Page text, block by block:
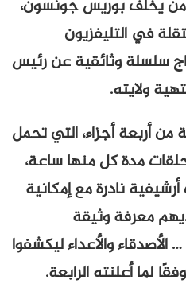
من يخلف بوريس جونسون،
في التليفزيون
سلسلة وثائقية عن رئيس
ولايته.
أربعة أجزاء، التي تحمل
العمل “بوريس”، 4 حلقات مدة كل منها ساعة،
نادرة مع إمكانية
معرفة وثيقة
والأعداء ليكشفوا
لما أعلنته الرابعة.